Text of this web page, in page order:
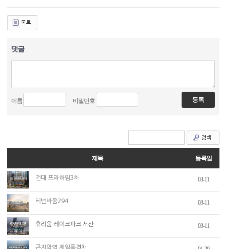
댓글
이름 비밀번호
제목 등록일
건대 프라하임3차 03-11
테넌바움294 03-11
휴리움 레이크파크 서산 03-11
곤지암역 제일풍경채